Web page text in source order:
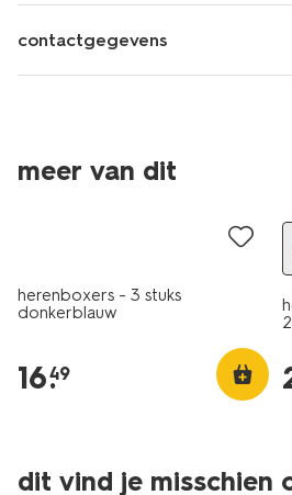
contactgegevens
meer van dit
2+1 gratis
herenboxers - 3 stuks
donkerblauw
16.
49
dit vind je misschien